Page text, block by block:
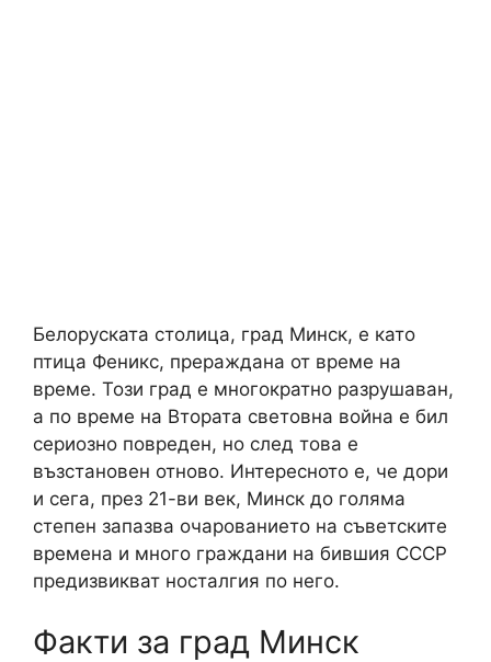
Белоруската столица, град Минск, е като
птица Феникс, прераждана от време на
време. Този град е многократно разрушаван,
а по време на Втората световна война е бил
сериозно повреден, но след това е
възстановен отново. Интересното е, че дори
и сега, през 21-ви век, Минск до голяма
степен запазва очарованието на съветските
времена и много граждани на бившия СССР
предизвикват носталгия по него.
Факти за град Минск